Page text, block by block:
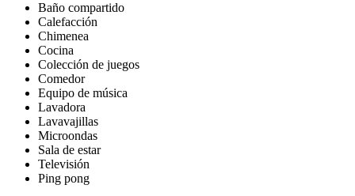
Baño compartido
Calefacción
Chimenea
Cocina
Colección de juegos
Comedor
Equipo de música
Lavadora
Lavavajillas
Microondas
Sala de estar
Televisión
Ping pong